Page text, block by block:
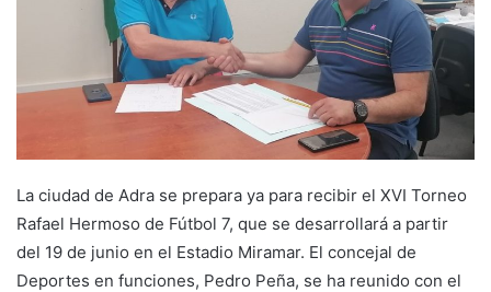
La ciudad de Adra se prepara ya para recibir el XVI Torneo
Rafael Hermoso de Fútbol 7, que se desarrollará a partir
del 19 de junio en el Estadio Miramar. El concejal de
Deportes en funciones, Pedro Peña, se ha reunido con el